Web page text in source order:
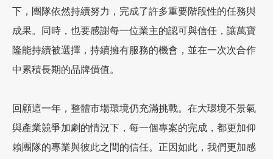
下，團隊依然持續努力，完成了許多重要階段性的任務與
成果。同時，也要感謝每一位業主的認可與信任，讓萬寶
隆能持續被選擇，持續擁有服務的機會，並在一次次合作
中累積長期的品牌價值。
回顧這一年，整體市場環境仍充滿挑戰。在大環境不景氣
與產業競爭加劇的情況下，每一個專案的完成，都更加仰
賴團隊的專業與彼此之間的信任。正因如此，我們更加感